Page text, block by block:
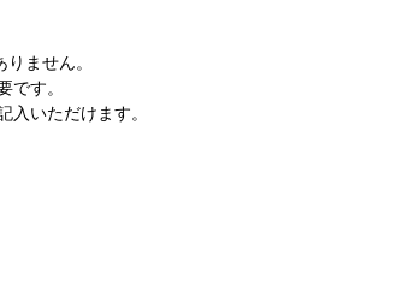
ません。
です。
入いただけます。